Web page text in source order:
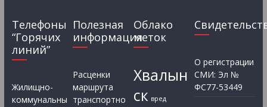
Телефоны
“Горячих
линий”
Жилищно-
коммунальны
Полезная
информация
Расценки
маршрута
транспортно
Облако
меток
Хвалын
ск вред
О регистрации
СМИ: Эл №
ФС77-53449